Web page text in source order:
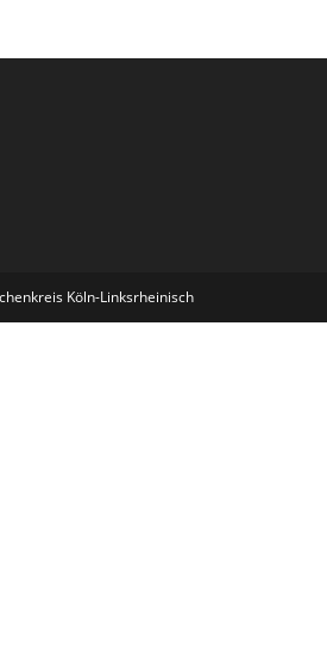
Köln-Linksrheinisch